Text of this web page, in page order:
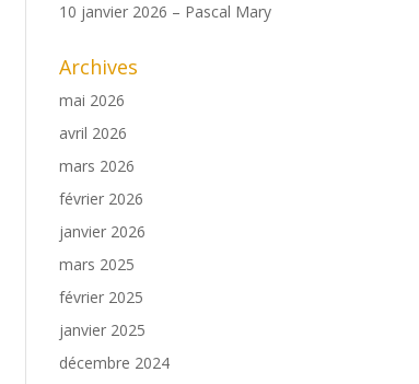
10 janvier 2026 – Pascal Mary
Archives
mai 2026
avril 2026
mars 2026
février 2026
janvier 2026
mars 2025
février 2025
janvier 2025
décembre 2024